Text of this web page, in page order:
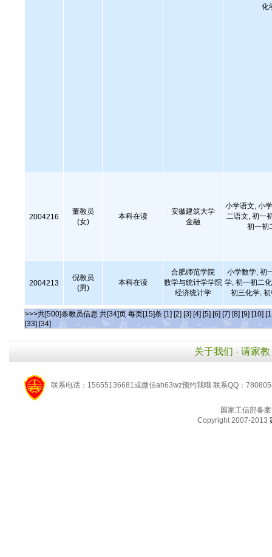
化
2004216
董教员
(女)
本科在读
安徽建筑大学
金融
小学语文, 小
二语文, 初一
初一初
2004213
倪教员
(男)
本科在读
合肥师范学院
数学与统计学学院
经济统计学
小学数学, 初
学, 初一初二
初三化学,
>>>共[500]条教员信息 共[34]页 每页[15]条 [1] [2] [3] [4] [5] [6] [7] [8] [9] [10]
[33] [34]
关于我们 - 请家教
联系电话：15655136681或微信ah63wz预约我哦 联系QQ：
国家工信部备
Copyright 2007-2013